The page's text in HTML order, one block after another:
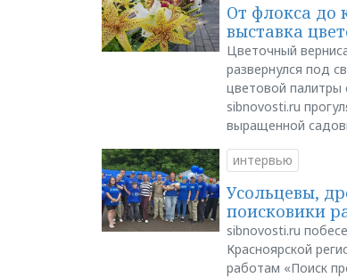
От флокса до
выставка
Цветочный
развернулся под
цветовой палитры
sibnovosti.ru
выращенной
интервью
Усольцевы,
поисковики
sibnovosti.ru
Красноярской
работам «Поиск